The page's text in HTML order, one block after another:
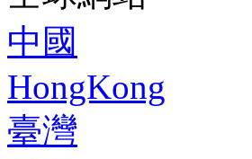
中國
HongKong
臺灣